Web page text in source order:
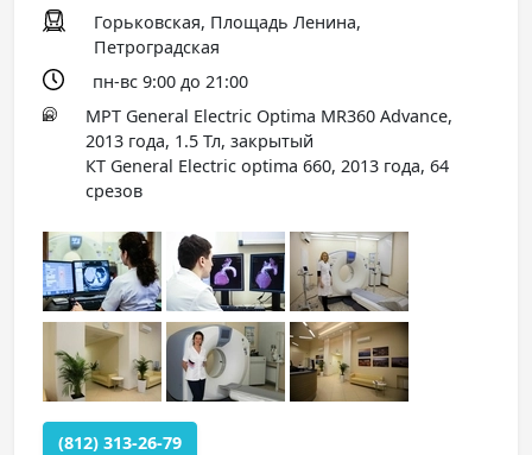
Горьковская, Площадь Ленина,
Петроградская
пн-вс 9:00 до 21:00
МРТ General Electric Optima MR360 Advance,
2013 года, 1.5 Тл, закрытый
КТ General Electric optima 660, 2013 года, 64
срезов
(812) 313-26-79